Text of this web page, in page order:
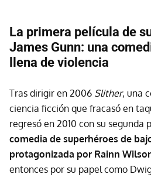
La primera película de
James Gunn: una
llena de violencia
Tras dirigir en 2006 Slither, una
ciencia ficción que fracasó en
regresó en 2010 con su segunda
comedia de superhéroes de
protagonizada por Rainn
entonces por su papel como